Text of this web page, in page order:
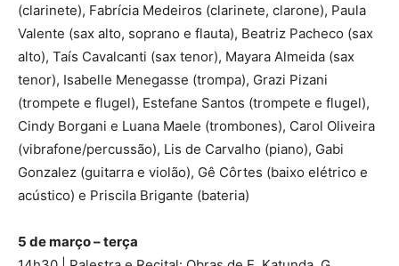
(clarinete), Fabrícia Medeiros (clarinete, clarone), Paula
Valente (sax alto, soprano e flauta), Beatriz Pacheco (sax
alto), Taís Cavalcanti (sax tenor), Mayara Almeida (sax
tenor), Isabelle Menegasse (trompa), Grazi Pizani
(trompete e flugel), Estefane Santos (trompete e flugel),
Cindy Borgani e Luana Maele (trombones), Carol Oliveira
(vibrafone/percussão), Lis de Carvalho (piano), Gabi
Gonzalez (guitarra e violão), Gê Côrtes (baixo elétrico e
acústico) e Priscila Brigante (bateria)
5 de março – terça